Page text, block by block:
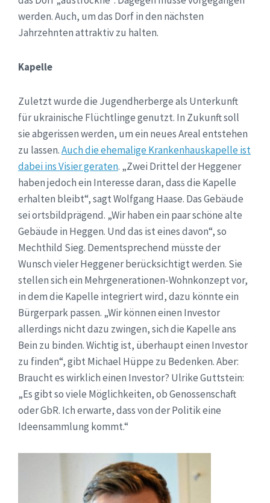
werden. Auch, um das Dorf in den nächsten
Jahrzehnten attraktiv zu halten.
Kapelle
Zuletzt wurde die Jugendherberge als Unterkunft
für ukrainische Flüchtlinge genutzt. In Zukunft soll
sie abgerissen werden, um ein neues Areal entstehen
zu lassen.Auch die ehemalige Krankenhauskapelle ist
dabei ins Visier geraten. „Zwei Drittel der Heggener
haben jedoch ein Interesse daran, dass die Kapelle
erhalten bleibt“, sagt Wolfgang Haase. Das Gebäude
sei ortsbildprägend. „Wir haben ein paar schöne alte
Gebäude in Heggen. Und das ist eines davon“, so
Mechthild Sieg. Dementsprechend müsste der
Wunsch vieler Heggener berücksichtigt werden. Sie
stellen sich ein Mehrgenerationen-Wohnkonzept vor,
in dem die Kapelle integriert wird, dazu könnte ein
Bürgerpark passen. „Wir können einen Investor
allerdings nicht dazu zwingen, sich die Kapelle ans
Bein zu binden. Wichtig ist, überhaupt einen Investor
zu finden“, gibt Michael Hüppe zu Bedenken. Aber:
Braucht es wirklich einen Investor? Ulrike Guttstein:
„Es gibt so viele Möglichkeiten, ob Genossenschaft
oder GbR. Ich erwarte, dass von der Politik eine
Ideensammlung kommt.“